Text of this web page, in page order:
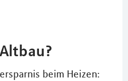
beim Heizen: